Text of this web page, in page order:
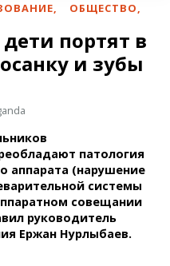
, ОБЩЕСТВО,
портят в
и зубы
патология
аппарата (нарушение
системы
совещании
руководитель
Ержан Нурлыбаев.